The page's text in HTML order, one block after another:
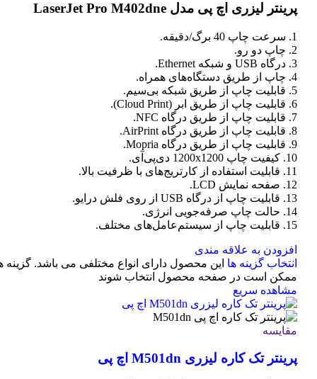
پرینتر لیزری اچ پی مدل LaserJet Pro M402dne
1. سرعت چاپ 40 برگ/دقیقه.
2. چاپ دو رو.
3. درگاه USB و شبکه Ethernet.
4. چاپ از طریق دستگاه‌های همراه.
5. قابلیت چاپ از طریق شبکه بی‌سیم.
6. قابلیت چاپ از طریق ابر (Cloud Print).
7. قابلیت چاپ از طریق درگاه NFC.
8. قابلیت چاپ از طریق درگاه AirPrint.
9. قابلیت چاپ از طریق درگاه Mopria.
10. کیفیت چاپ 1200x1200 دی‌پی‌آی.
11. قابلیت استفاده از کارتریج‌های با ظرفیت بالا.
12. صفحه نمایش LCD.
13. قابلیت چاپ از درگاه USB از روی فلش درایو.
14. حالت چاپ صرفه‌جویی انرژی.
15. قابلیت چاپ از سیستم‌عامل‌های مختلف.
افزودن به علاقه مندی
انتخاب گزینه ها این محصول دارای انواع مختلفی می باشد. گزینه
ممکن است در صفحه محصول انتخاب شوند
مشاهده سریع
مقایسه
پرینتر تک کاره لیزری M501dn اچ پی